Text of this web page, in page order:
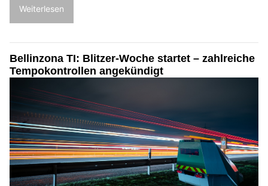
Weiterlesen
Bellinzona TI: Blitzer-Woche startet – zahlreiche
Tempokontrollen angekündigt